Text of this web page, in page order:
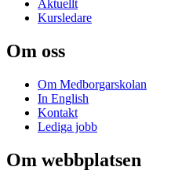
Aktuellt
Kursledare
Om oss
Om Medborgarskolan
In English
Kontakt
Lediga jobb
Om webbplatsen